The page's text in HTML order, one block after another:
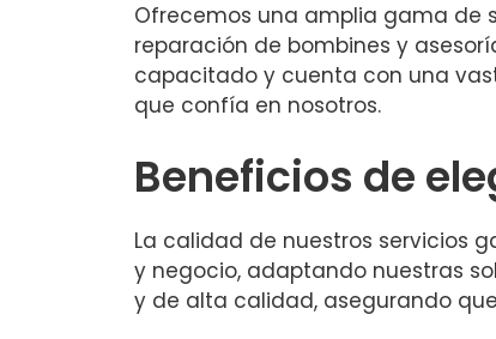
Ofrecemos una amplia gama de
reparación de bombines y
capacitado y cuenta con una
que confía en nosotros.
Beneficios de
La calidad de nuestros servicios
y negocio, adaptando nuestras
y de alta calidad, asegurando